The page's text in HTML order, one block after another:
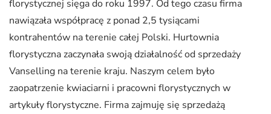
florystycznej sięga do roku 1997. Od tego czasu firma
nawiązała współpracę z ponad 2,5 tysiącami
kontrahentów na terenie całej Polski. Hurtownia
florystyczna zaczynała swoją działalność od sprzedaży
Vanselling na terenie kraju. Naszym celem było
zaopatrzenie kwiaciarni i pracowni florystycznych w
artykuły florystyczne. Firma zajmuję się sprzedażą